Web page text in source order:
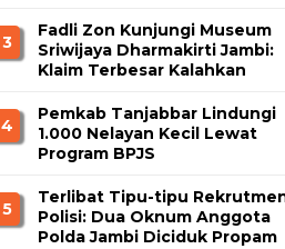
Radikalisme
3
Fadli Zon Kunjungi Museum
Sriwijaya Dharmakirti Jambi:
Klaim Terbesar Kalahkan
4
Pemkab Tanjabbar Lindungi
1.000 Nelayan Kecil Lewat
Program BPJS
5
Terlibat Tipu-tipu
Polisi: Dua Oknum Anggota
Polda Jambi Diciduk Propam